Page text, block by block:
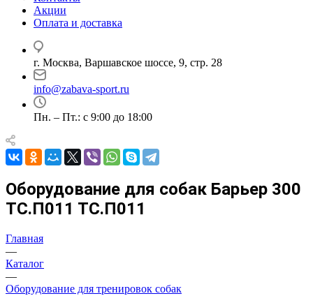
Акции
Оплата и доставка
г. Москва, Варшавское шоссе, 9, стр. 28
info@zabava-sport.ru
Пн. – Пт.: с 9:00 до 18:00
Оборудование для собак Барьер 300
ТС.П011 ТС.П011
Главная
—
Каталог
—
Оборудование для тренировок собак